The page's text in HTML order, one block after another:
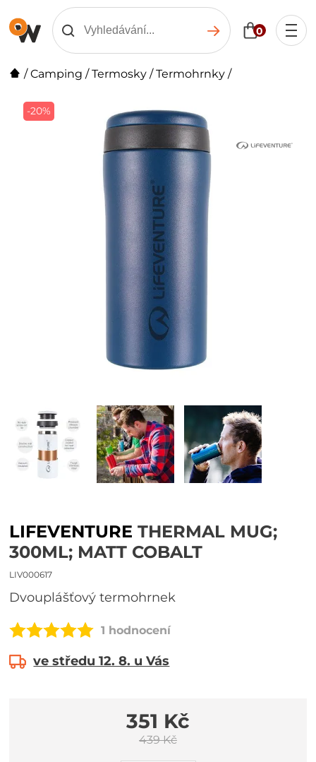
0
/Camping /Termosky /Termohrnky /
-20%
LIFEVENTURE THERMAL MUG;
300ML; MATT COBALT
LIV000617
Dvouplášťový termohrnek
1 hodnocení
ve středu 12. 8. u Vás
351 Kč
439 Kč